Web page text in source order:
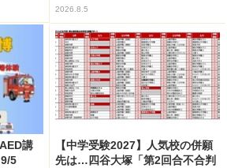
2026.8.5
講
5
【中学受験2027】人気校の併願
先は…四谷大塚「第2回合不合判